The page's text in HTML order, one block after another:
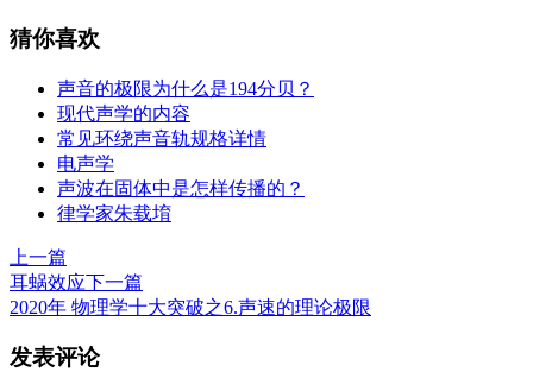
猜你喜欢
声音的极限为什么是194分贝？
现代声学的内容
常见环绕声音轨规格详情
电声学
声波在固体中是怎样传播的？
律学家朱载堉
上一篇
耳蜗效应下一篇
2020年 物理学十大突破之6.声速的理论极限
发表评论